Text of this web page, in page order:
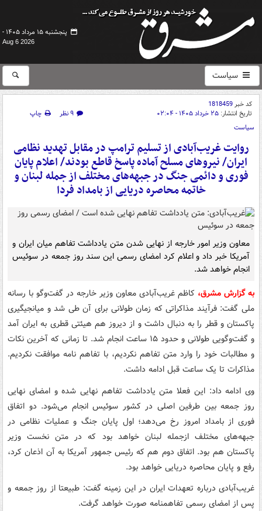
پنجشنبه ۱۵ مرداد ۱۴۰۵ -
Aug 6 2026
سیاست
کد خبر1818459
تاریخ انتشار: ۲۵ خرداد ۱۴۰۵ - ۰۲:۰۴ ۹ نظر
چاپ
سیاست
روایت غریب‌آبادی از تسلیم ترامپ در مقابل تهدید نظامی
ایران/ نیروهای مسلح آماده پاسخ قاطع بودند/ اعلام پایان
فوری و دائمی جنگ در جبهه‌های مختلف از جمله لبنان و
خاتمه محاصره دریایی از بامداد فردا
معاون وزیر امور خارجه از نهایی شدن متن یادداشت تفاهم میان ایران و
آمریکا خبر داد و اعلام کرد امضای رسمی این سند روز جمعه در سوئیس
انجام خواهد شد.
به گزارش مشرق، کاظم غریب‌آبادی معاون وزیر خارجه در گفت‌وگو با رسانه
ملی گفت: فرآیند مذاکراتی که زمان طولانی برای آن طی شد و میانجیگیری
پاکستان و قطر را به دنبال داشت و از دیروز هم هیئتی قطری به ایران آمد
و گفت‌وگویی طولانی و حدود ۱۵ ساعت انجام شد. تا زمانی که آخرین نکات
و مطالبات خود را وارد متن تفاهم نکردیم، با تفاهم نامه موافقت نکردیم.
مذاکرات تا یک ساعت قبل ادامه داشت.
وی ادامه داد: این فعلا متن یادداشت تفاهم نهایی شده و امضای نهایی
روز جمعه بین طرفین اصلی در کشور سوئیس انجام می‌شود. دو اتفاق
فوری از بامداد امروز رخ می‌دهد؛ اول پایان جنگ و عملیات نظامی در
جبهه‌های مختلف ازجمله لبنان خواهد بود که در متن نخست وزیر
پاکستان هم بود. اتفاق دوم هم که رئیس جمهور آمریکا به آن اذعان کرد،
رفع و پایان محاصره دریایی خواهد بود.
غریب‌آبادی درباره تعهدات ایران در این زمینه گفت: طبیعتا از روز جمعه و
پس از امضای رسمی تفاهمنامه صورت خواهد گرفت.